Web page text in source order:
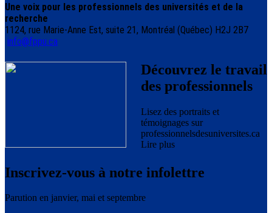
Une voix pour les professionnels des universités et de la
recherche
1124, rue Marie-Anne Est, suite 21, Montréal (Québec) H2J 2B7
info@fppu.ca
Découvrez le travail
des professionnels
Lisez des portraits et
témoignages sur
professionnelsdesuniversites.ca
Lire plus
Inscrivez-vous à notre infolettre
Parution en janvier, mai et septembre